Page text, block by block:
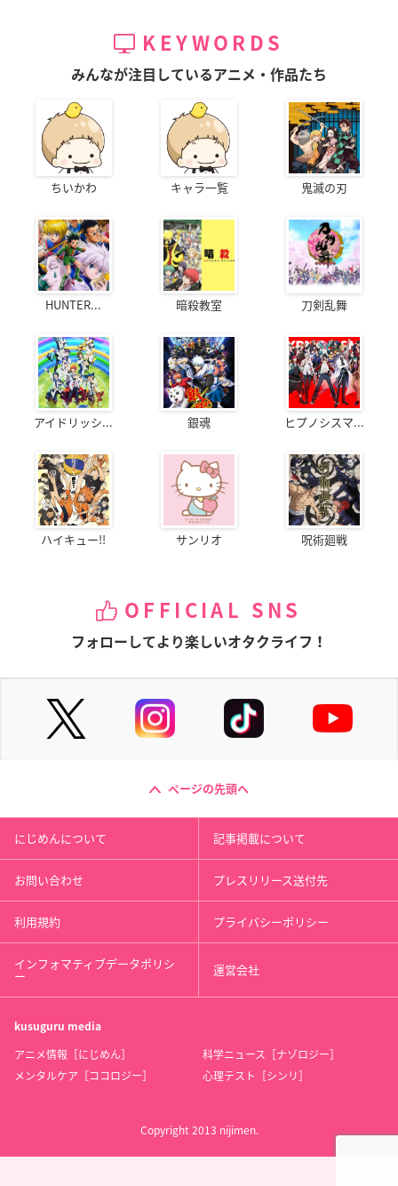
KEYWORDS
みんなが注目しているアニメ・作品たち
ちいかわ キャラ一覧 鬼滅の刃
HUNTER... 暗殺教室 刀剣乱舞
アイドリッシ... 銀魂 ヒプノシスマ...
ハイキュー!! サンリオ 呪術廻戦
OFFICIAL SNS
フォローしてより楽しいオタクライフ！
ページの先頭へ
にじめんについて 記事掲載について
お問い合わせ プレスリリース送付先
利用規約 プライバシーポリシー
インフォマティブデータポリシ
ー 運営会社
kusuguru media
アニメ情報［にじめん］
科学ニュース［ナゾロジー］
メンタルケア［ココロジー］
心理テスト［シンリ］
Copyright 2013 nijimen.